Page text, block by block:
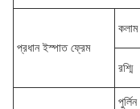
প্রধান ইস্পাত ফ্রেম
কলাম
রশ্মি
পুর্লিন